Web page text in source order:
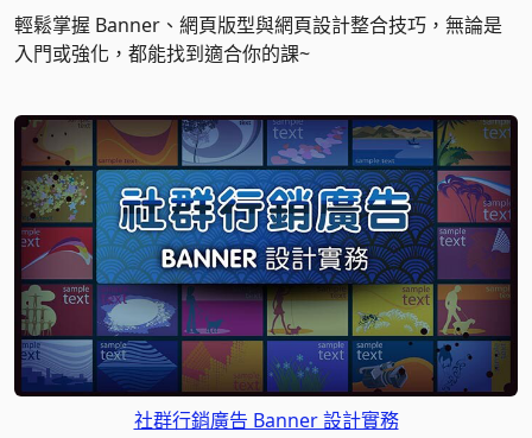
輕鬆掌握 Banner、網頁版型與網頁設計整合技巧，無論是
入門或強化，都能找到適合你的課~
社群行銷廣告 Banner 設計實務